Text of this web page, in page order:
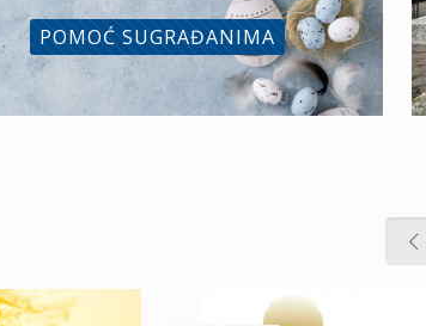
POMOĆ SUGRAĐANIMA